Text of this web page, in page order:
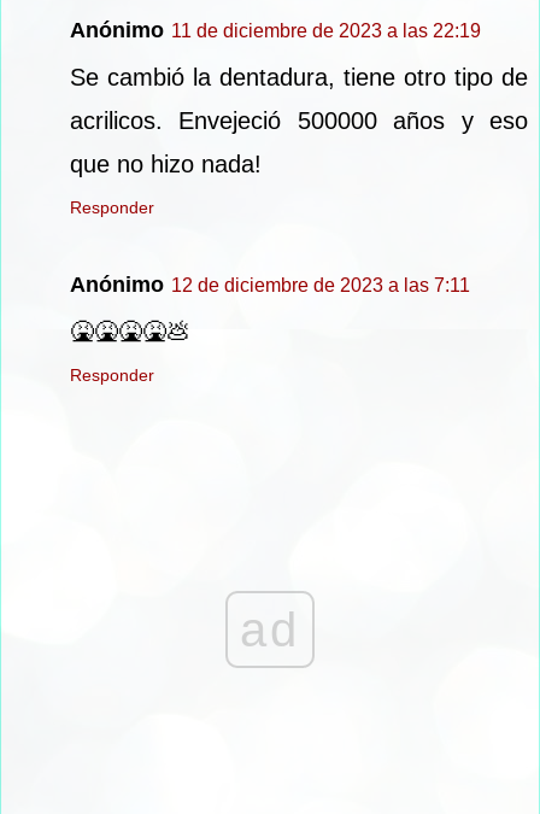
Anónimo 11 de diciembre de 2023 a las 22:19
Se cambió la dentadura, tiene otro tipo de
acrilicos. Envejeció 500000 años y eso
que no hizo nada!
Responder
Anónimo 12 de diciembre de 2023 a las 7:11
🤮🤮🤮🤮💩
Responder
ad